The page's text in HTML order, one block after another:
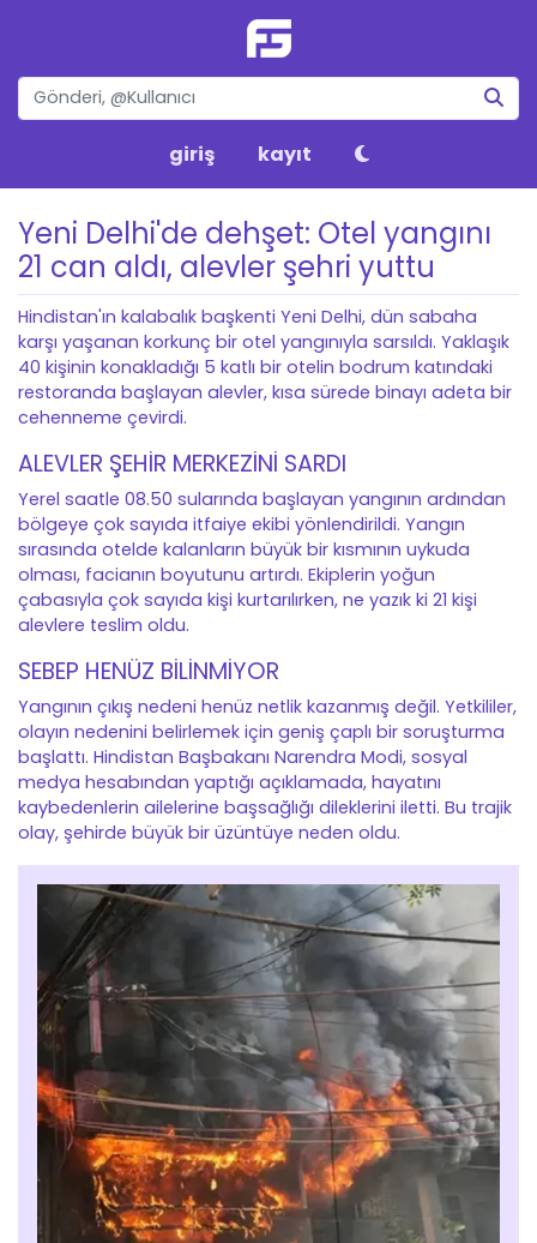
giriş kayıt
Yeni Delhi'de dehşet: Otel yangını
21 can aldı, alevler şehri yuttu
Hindistan'ın kalabalık başkenti Yeni Delhi, dün sabaha
karşı yaşanan korkunç bir otel yangınıyla sarsıldı. Yaklaşık
40 kişinin konakladığı 5 katlı bir otelin bodrum katındaki
restoranda başlayan alevler, kısa sürede binayı adeta bir
cehenneme çevirdi.
ALEVLER ŞEHİR MERKEZİNİ SARDI
Yerel saatle 08.50 sularında başlayan yangının ardından
bölgeye çok sayıda itfaiye ekibi yönlendirildi. Yangın
sırasında otelde kalanların büyük bir kısmının uykuda
olması, facianın boyutunu artırdı. Ekiplerin yoğun
çabasıyla çok sayıda kişi kurtarılırken, ne yazık ki 21 kişi
alevlere teslim oldu.
SEBEP HENÜZ BİLİNMİYOR
Yangının çıkış nedeni henüz netlik kazanmış değil. Yetkililer,
olayın nedenini belirlemek için geniş çaplı bir soruşturma
başlattı. Hindistan Başbakanı Narendra Modi, sosyal
medya hesabından yaptığı açıklamada, hayatını
kaybedenlerin ailelerine başsağlığı dileklerini iletti. Bu trajik
olay, şehirde büyük bir üzüntüye neden oldu.